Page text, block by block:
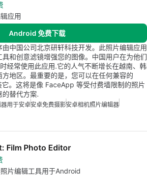
应用
Android 免费下载
中国公司北京研轩科技开发。此照片编辑应用
和创意滤镜增强您的图像。中国用户在为他们
经常使用此应用.它的人气不断增长在越南、韩
地区。最重要的是，您可以在任何兼容的
。这将是像 FaceApp 等受付费墙限制的照片
的替代方案.
用于安卓安卓免费摄影安卓相机照片编辑器
Film Photo Editor
片编辑工具用于Android